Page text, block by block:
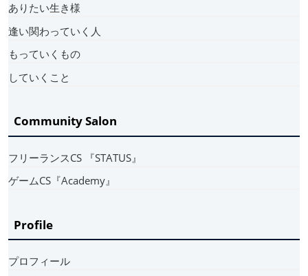
ありたい生き様
逢い関わっていく人
もっていくもの
していくこと
Community Salon
フリーランスCS 『STATUS』
ゲームCS『Academy』
Profile
プロフィール